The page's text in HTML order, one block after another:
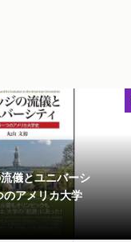
流儀とユニバーシ
のアメリカ大学